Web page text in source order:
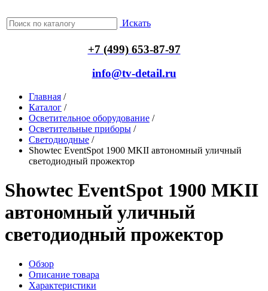
Искать
+7 (499) 653-87-97
info@tv-detail.ru
Главная /
Каталог /
Осветительное оборудование /
Осветительные приборы /
Светодиодные /
Showtec EventSpot 1900 MKII автономный уличный
светодиодный прожектор
Showtec EventSpot 1900 MKII
автономный уличный
светодиодный прожектор
Обзор
Описание товара
Характеристики